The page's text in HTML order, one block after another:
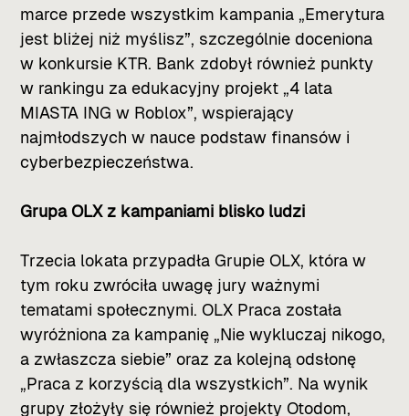
marce przede wszystkim kampania „Emerytura
jest bliżej niż myślisz”, szczególnie doceniona
w konkursie KTR. Bank zdobył również punkty
w rankingu za edukacyjny projekt „4 lata
MIASTA ING w Roblox”, wspierający
najmłodszych w nauce podstaw finansów i
cyberbezpieczeństwa.
Grupa OLX z kampaniami blisko ludzi
Trzecia lokata przypadła Grupie OLX, która w
tym roku zwróciła uwagę jury ważnymi
tematami społecznymi. OLX Praca została
wyróżniona za kampanię „Nie wykluczaj nikogo,
a zwłaszcza siebie” oraz za kolejną odsłonę
„Praca z korzyścią dla wszystkich”. Na wynik
grupy złożyły się również projekty Otodom,